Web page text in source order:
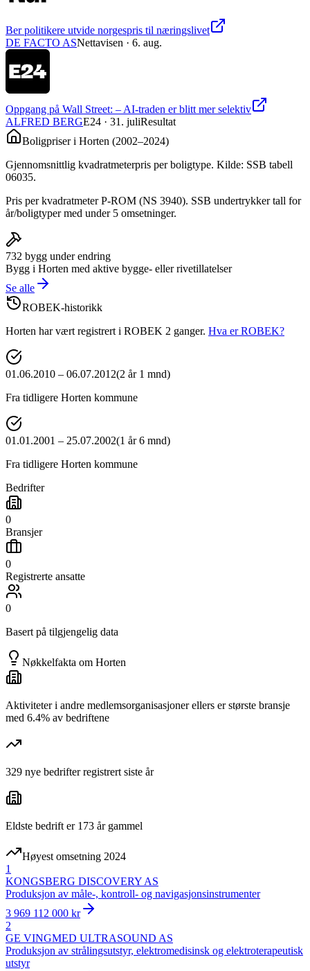
Ber politikere utvide norgespris til næringslivet
DE FACTO ASNettavisen · 6. aug.
Oppgang på Wall Street: – AI-traden er blitt mer selektiv
ALFRED BERGE24 · 31. juliResultat
Boligpriser i Horten (2002–2024)
Gjennomsnittlig kvadratmeterpris per boligtype. Kilde: SSB tabell
06035.
Pris per kvadratmeter P-ROM (NS 3940). SSB undertrykker tall for
år/boligtyper med under 5 omsetninger.
732 bygg under endring
Bygg i Horten med aktive bygge- eller rivetillatelser
Se alle
ROBEK-historikk
Horten har vært registrert i ROBEK 2 ganger. Hva er ROBEK?
01.06.2010 – 06.07.2012(2 år 1 mnd)
Fra tidligere Horten kommune
01.01.2001 – 25.07.2002(1 år 6 mnd)
Fra tidligere Horten kommune
Bedrifter
0
Bransjer
0
Registrerte ansatte
0
Basert på tilgjengelig data
Nøkkelfakta om Horten
Aktiviteter i andre medlemsorganisasjoner ellers er største bransje
med 6.4% av bedriftene
329 nye bedrifter registrert siste år
Eldste bedrift er 173 år gammel
Høyest omsetning 2024
1
KONGSBERG DISCOVERY AS
Produksjon av måle-, kontroll- og navigasjonsinstrumenter
3 969 112 000 kr
2
GE VINGMED ULTRASOUND AS
Produksjon av strålingsutstyr, elektromedisinsk og elektroterapeutisk
utstyr